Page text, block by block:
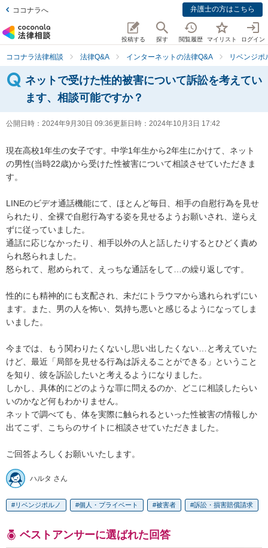
ココナラへ 弁護士の方はこちら
投稿する 探す 閲覧履歴 マイリスト ログイン
ココナラ法律相談 法律Q&A インターネットの法律Q&A リベンジポ
ネットで受けた性的被害について訴訟を考えてい
ます、相談可能ですか？
公開日時： 2024年9月30日 09:36更新日時： 2024年10月3日 17:42
現在高校1年生の女子です。中学1年生から2年生にかけて、ネット
の男性(当時22歳)から受けた性被害について相談させていただきま
す。
LINEのビデオ通話機能にて、ほとんど毎日、相手の自慰行為を見せ
られたり、全裸で自慰行為する姿を見せるようお願いされ、逆らえ
ずに従っていました。
通話に応じなかったり、相手以外の人と話したりするとひどく責め
られ怒られました。
怒られて、慰められて、えっちな通話をして…の繰り返しです。
性的にも精神的にも支配され、未だにトラウマから逃れられずにい
ます。また、男の人を怖い、気持ち悪いと感じるようになってしま
いました。
今までは、もう関わりたくないし思い出したくない…と考えていた
けど、最近「局部を見せる行為は訴えることができる」ということ
を知り、彼を訴訟したいと考えるようになりました。
しかし、具体的にどのような罪に問えるのか、どこに相談したらい
いのかなど何もわかりません。
ネットで調べても、体を実際に触られるといった性被害の情報しか
出てこず、こちらのサイトに相談させていただきました。
ご回答よろしくお願いいたします。
ハルタ さん
リベンジポルノ 個人・プライベート 被害者 訴訟・損害賠償請求
ベストアンサーに選ばれた回答